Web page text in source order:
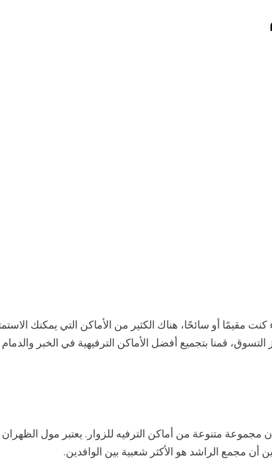
مقيمًا أو سائحًا، هناك الكثير من الأماكن التي يمكنك
قمنا بتجميع أفضل الأماكن الترفيهية في الخبر والدمام
مجموعة متنوعة من أماكن الترفيه للزوار. يعتبر مول الظهران
أن مجمع الراشد هو الأكثر شعبية بين الوافدين.